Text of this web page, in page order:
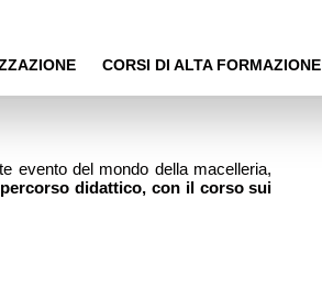
CORSI DI ALTA FORMAZIONE
evento del mondo della macelleria,
didattico, con il corso sui